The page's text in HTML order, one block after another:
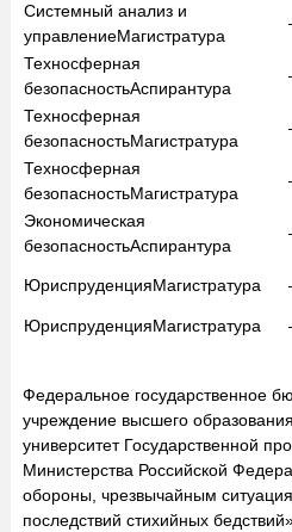
Системный анализ и
управлениеМагистратура
Техносферная
безопасностьАспирантура
Техносферная
безопасностьМагистратура
Техносферная
безопасностьМагистратура
Экономическая
безопасностьАспирантура
ЮриспруденцияМагистратура
ЮриспруденцияМагистратура
Федеральное государственное
учреждение высшего
университет Государственной
Министерства Российской
обороны, чрезвычайным
последствий стихийных